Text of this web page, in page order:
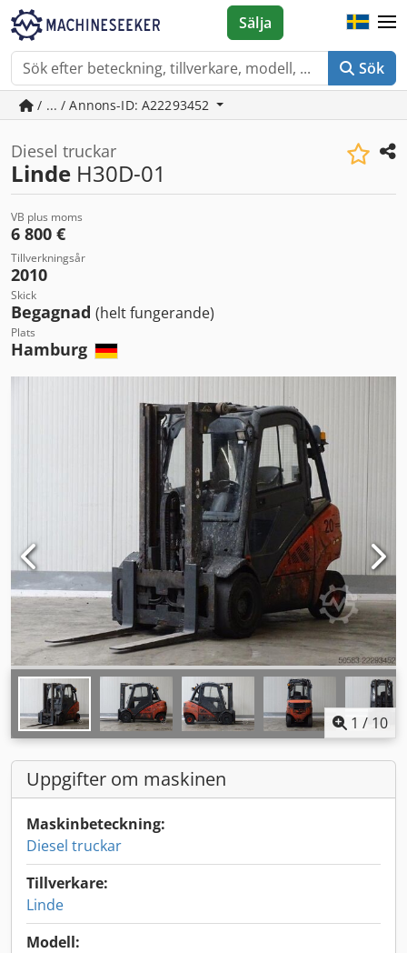
Sök
Sälja
/ ... / Annons-ID: A22293452
Diesel truckar
Linde H30D-01
VB plus moms
6 800 €
Tillverkningsår
2010
Skick
Begagnad (helt fungerande)
Plats
Hamburg
1 / 10
Uppgifter om maskinen
Maskinbeteckning:
Diesel truckar
Tillverkare:
Linde
Modell: